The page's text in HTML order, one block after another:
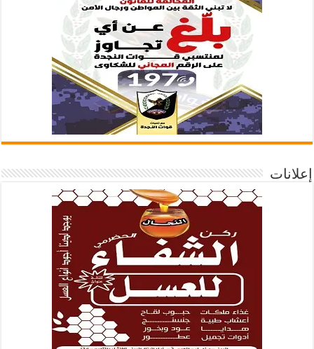
إعلانات